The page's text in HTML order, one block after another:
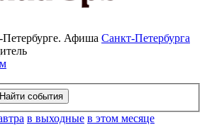
Петербурге. Афиша Санкт-Петербурга
в выходные в этом месяце